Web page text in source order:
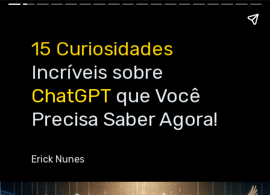
15 Curiosidades
Incríveis sobre
ChatGPT que Você
Precisa Saber Agora!
Erick Nunes